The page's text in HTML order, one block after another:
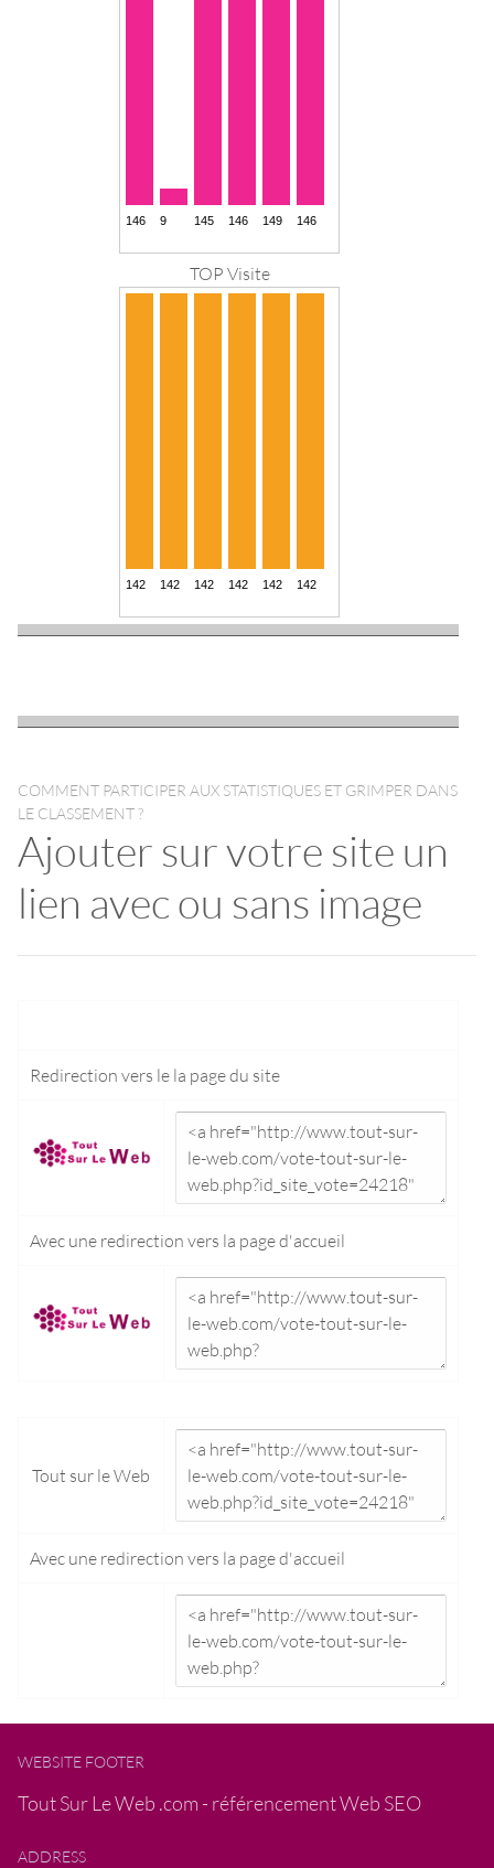
TOP Visite
COMMENT PARTICIPER AUX STATISTIQUES ET GRIMPER DANS
LE CLASSEMENT ?
Ajouter sur votre site un
lien avec ou sans image
Redirection vers le la page du site
Avec une redirection vers la page d'accueil
Tout sur le Web
Avec une redirection vers la page d'accueil
WEBSITE FOOTER
Tout Sur Le Web .com - référencement Web SEO
ADDRESS